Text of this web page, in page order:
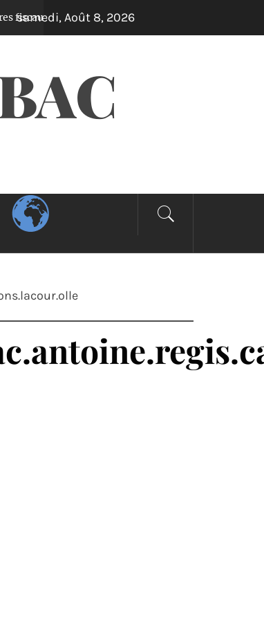
fiscaux Il y a 4 ans La Baraque à Tabac
samedi, Août 8, 2026